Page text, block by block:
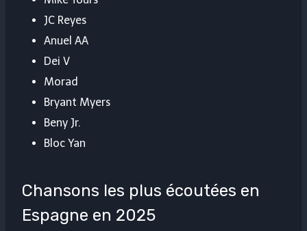
JC Reyes
Anuel AA
Dei V
Morad
Bryant Myers
Beny Jr.
Bloc Yan
Chansons les plus écoutées en
Espagne en 2025